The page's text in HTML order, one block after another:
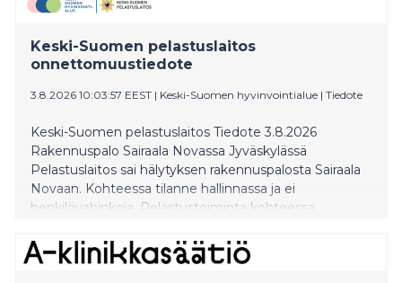
Keski-Suomen pelastuslaitos
onnettomuustiedote
3.8.2026 10:03:57 EEST | Keski-Suomen hyvinvointialue | Tiedote
Keski-Suomen pelastuslaitos Tiedote 3.8.2026
Rakennuspalo Sairaala Novassa Jyväskylässä
Pelastuslaitos sai hälytyksen rakennuspalosta Sairaala
Novaan. Kohteessa tilanne hallinnassa ja ei
henkilövahinkoja. Pelastustoiminta kohteessa
ylläpitopäällikkö 050 361 0320